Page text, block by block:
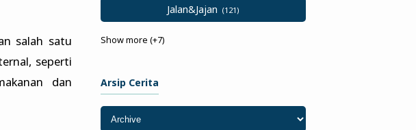
salah satu
seperti
dan
Jalan&Jajan
Show more (+7)
Arsip Cerita